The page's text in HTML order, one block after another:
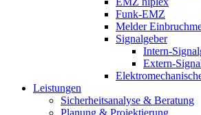
Funk-EMZ
Melder
Signalgeber
Intern-
Extern-
Leistungen
Sicherheitsanalyse & Beratung
Planung & Projektierung​